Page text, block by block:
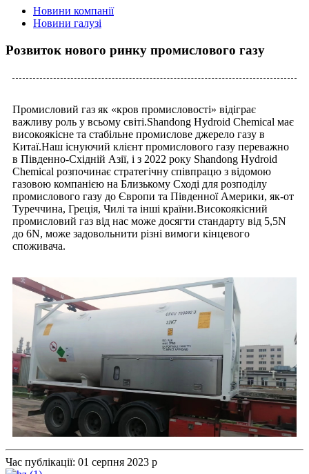
Новини компанії
Новини галузі
Розвиток нового ринку промислового газу
Промисловий газ як «кров промисловості» відіграє
важливу роль у всьому світі.Shandong Hydroid Chemical має
високоякісне та стабільне промислове джерело газу в
Китаї.Наш існуючий клієнт промислового газу переважно
в Південно-Східній Азії, і з 2022 року Shandong Hydroid
Chemical розпочинає стратегічну співпрацю з відомою
газовою компанією на Близькому Сході для розподілу
промислового газу до Європи та Південної Америки, як-от
Туреччина, Греція, Чилі та інші країни.Високоякісний
промисловий газ від нас може досягти стандарту від 5,5N
до 6N, може задовольнити різні вимоги кінцевого
споживача.
Час публікації: 01 серпня 2023 р